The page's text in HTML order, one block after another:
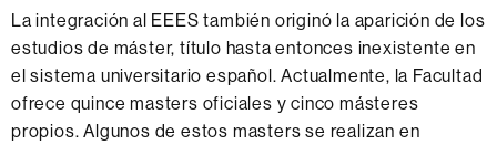
La integración al EEES también originó la aparición de los
estudios de máster, título hasta entonces inexistente en
el sistema universitario español. Actualmente, la Facultad
ofrece quince masters oficiales y cinco másteres
propios. Algunos de estos masters se realizan en